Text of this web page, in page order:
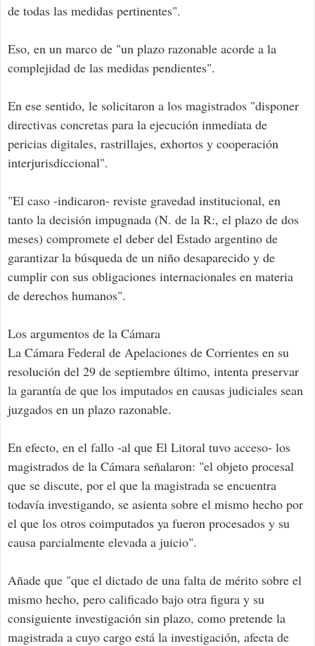
de todas las medidas pertinentes".
Eso, en un marco de "un plazo razonable acorde a la
complejidad de las medidas pendientes".
En ese sentido, le solicitaron a los magistrados "disponer
directivas concretas para la ejecución inmediata de
pericias digitales, rastrillajes, exhortos y cooperación
interjurisdiccional".
"El caso -indicaron- reviste gravedad institucional, en
tanto la decisión impugnada (N. de la R:, el plazo de dos
meses) compromete el deber del Estado argentino de
garantizar la búsqueda de un niño desaparecido y de
cumplir con sus obligaciones internacionales en materia
de derechos humanos".
Los argumentos de la Cámara
La Cámara Federal de Apelaciones de Corrientes en su
resolución del 29 de septiembre último, intenta preservar
la garantía de que los imputados en causas judiciales sean
juzgados en un plazo razonable.
En efecto, en el fallo -al que El Litoral tuvo acceso- los
magistrados de la Cámara señalaron: "el objeto procesal
que se discute, por el que la magistrada se encuentra
todavía investigando, se asienta sobre el mismo hecho por
el que los otros coimputados ya fueron procesados y su
causa parcialmente elevada a juicio".
Añade que "que el dictado de una falta de mérito sobre el
mismo hecho, pero calificado bajo otra figura y su
consiguiente investigación sin plazo, como pretende la
magistrada a cuyo cargo está la investigación, afecta de